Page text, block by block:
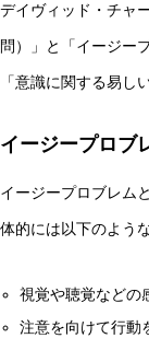
脳とAIの
AI研究
デイヴィッド・チャ
問）」と「イージー
「意識に関する易
イージープロブ
イージープロブレム
体的には以下のよう
視覚や聴覚などの
注意を向けて行動